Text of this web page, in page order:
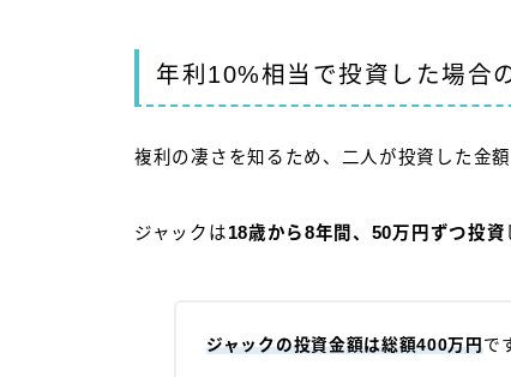
年利10%相当で投資した場合
複利の凄さを知るため、二人が投資した金
ジャックは18歳から8年間、50万円ずつ投資
ジャックの投資金額は総額400万円で